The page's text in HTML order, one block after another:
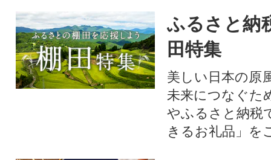
ふるさと納
田特集
美しい日本の原
未来につなぐた
やふるさと納税
きるお礼品」を